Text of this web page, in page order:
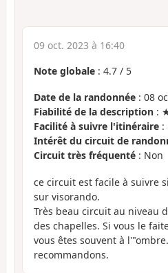
09 oct. 2023 à 16:40
Note globale : 4.7 / 5
Date de la randonnée : 08
Fiabilité de la description :
Facilité à suivre l'itinéraire :
Intérêt du circuit de
Circuit très fréquenté : Non
ce circuit est facile à suivre
sur visorando.
Très beau circuit au niveau
des chapelles. Si vous le
vous êtes souvent à
recommandons.